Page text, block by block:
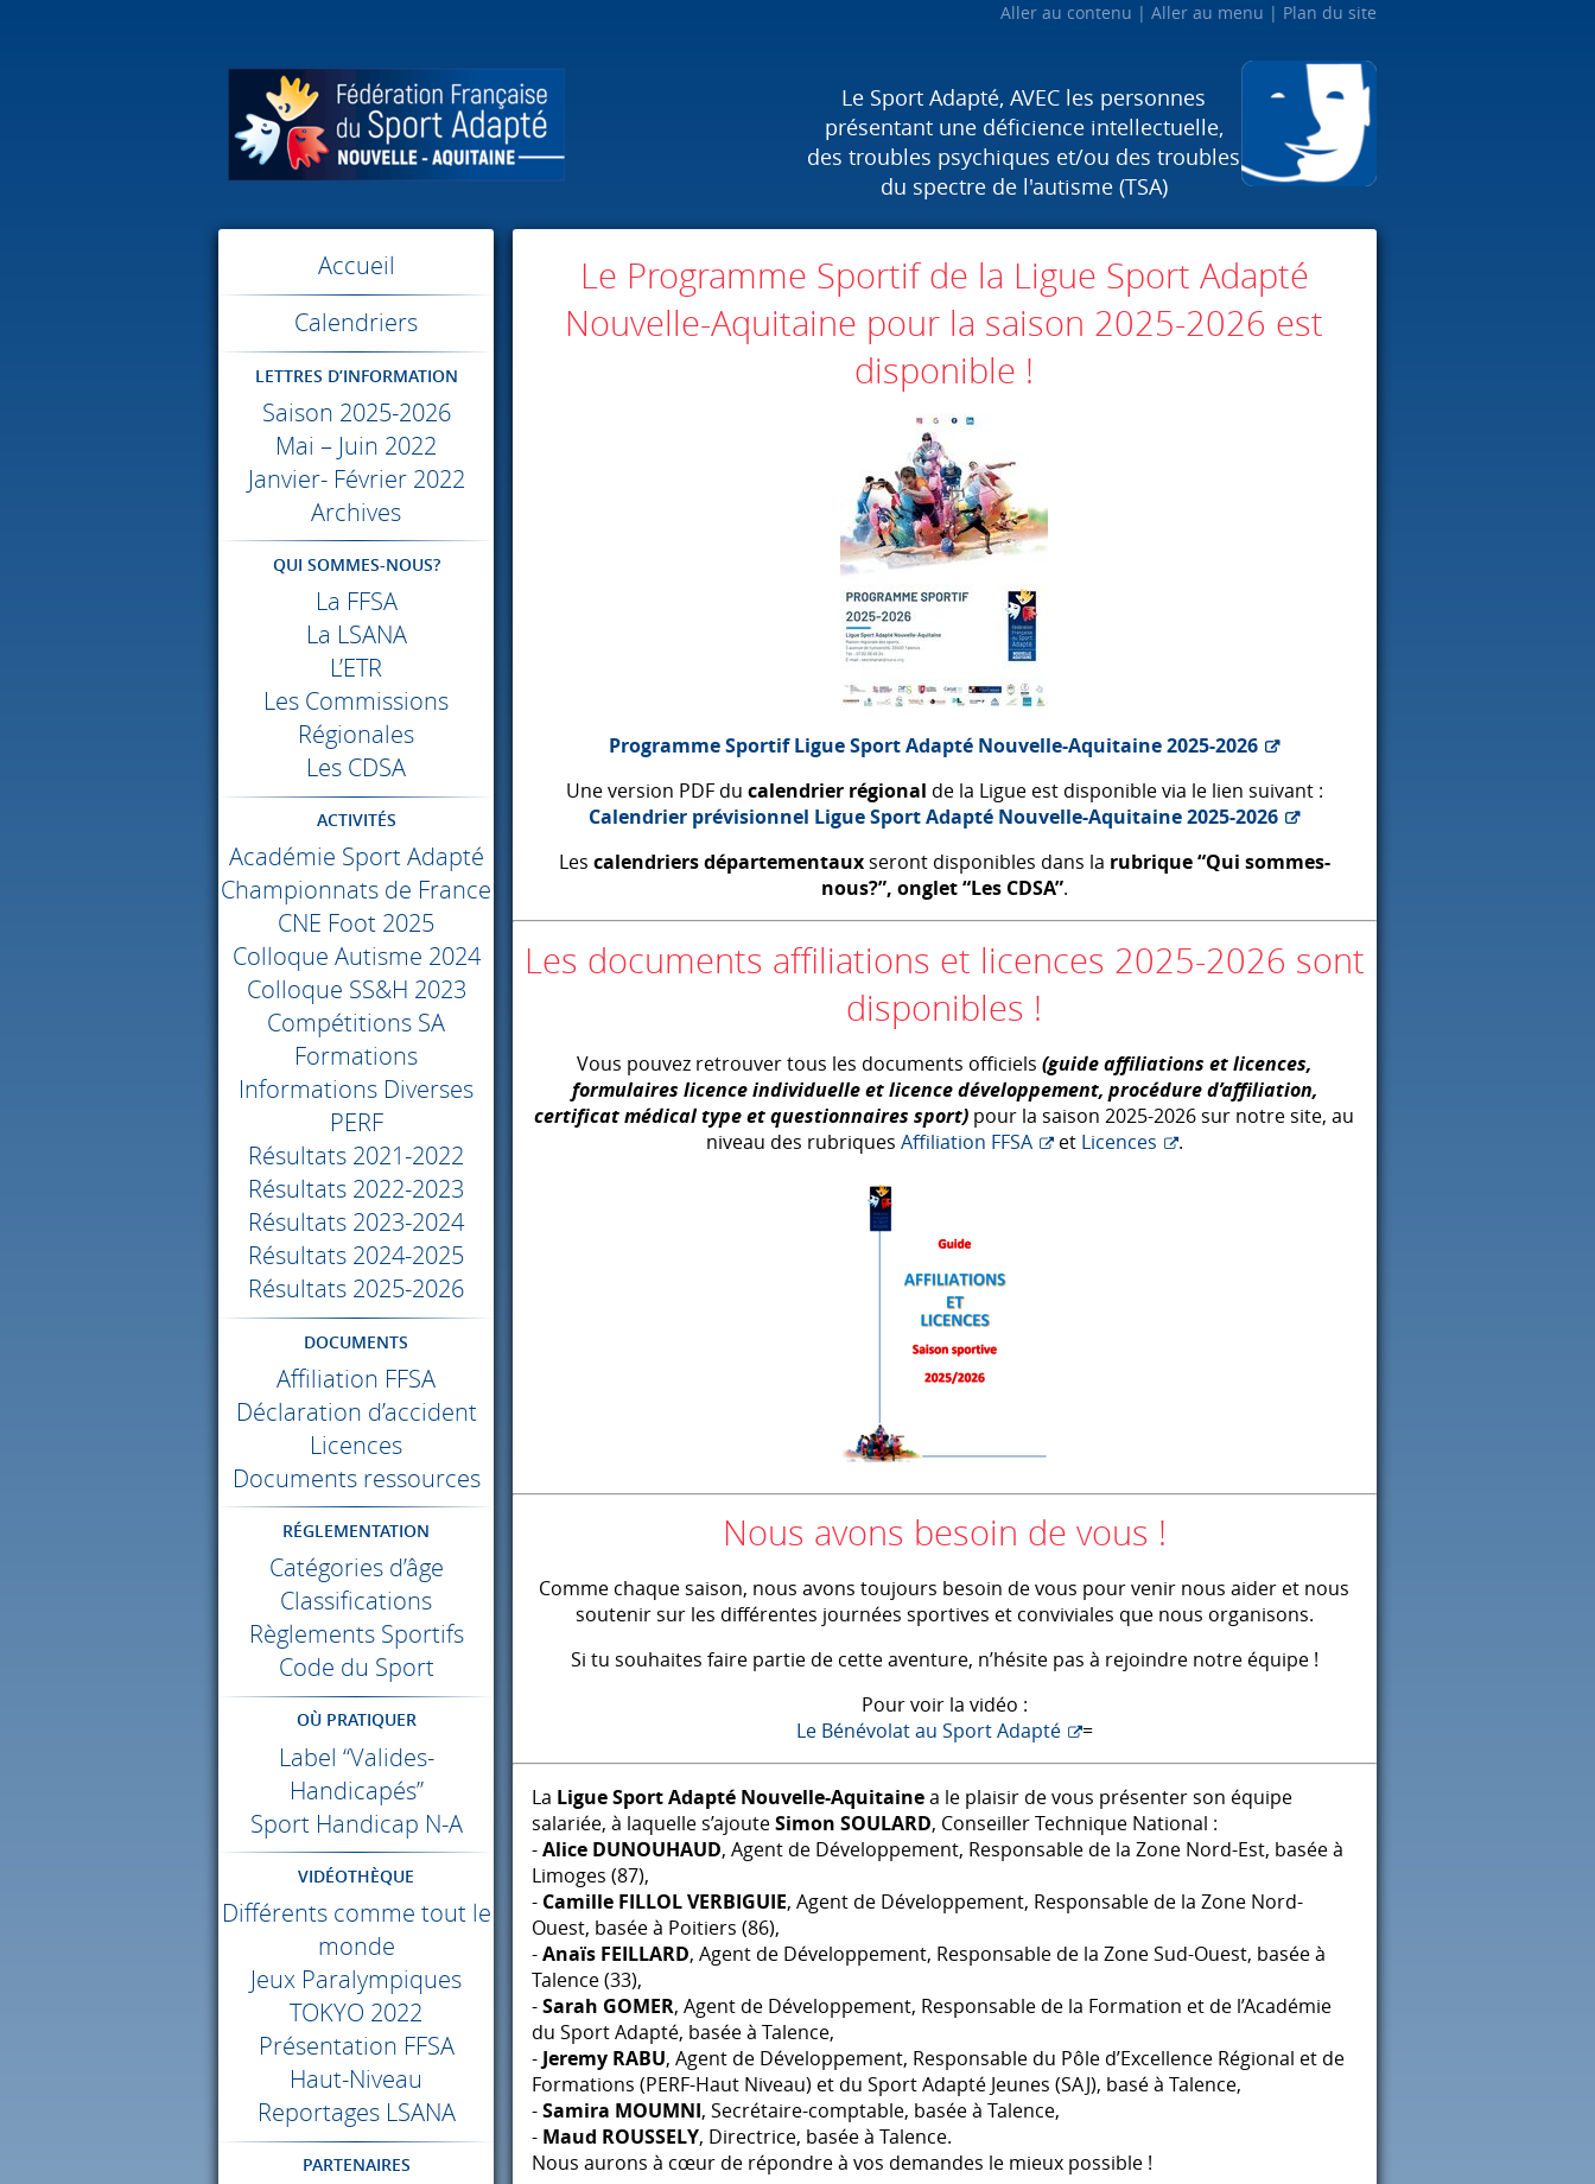
Aller au contenu Aller au menu Plan du site
Le Sport Adapté, AVEC les personnes
présentant une déficience intellectuelle,
des troubles psychiques et/ou des troubles
du spectre de l'autisme (TSA)
Accueil
Calendriers
LETTRES D’INFORMATION
Saison 2025-2026
Mai – Juin 2022
Janvier- Février 2022
Archives
QUI SOMMES-NOUS?
La FFSA
La LSANA
L’ETR
Les Commissions
Régionales
Les CDSA
ACTIVITÉS
Académie Sport Adapté
Championnats de France
CNE Foot 2025
Colloque Autisme 2024
Colloque SS&H 2023
Compétitions SA
Formations
Informations Diverses
PERF
Résultats 2021-2022
Résultats 2022-2023
Résultats 2023-2024
Résultats 2024-2025
Résultats 2025-2026
DOCUMENTS
Affiliation FFSA
Déclaration d’accident
Licences
Documents ressources
RÉGLEMENTATION
Catégories d’âge
Classifications
Règlements Sportifs
Code du Sport
OÙ PRATIQUER
Label “Valides-
Handicapés”
Sport Handicap N-A
VIDÉOTHÈQUE
Différents comme tout le
monde
Jeux Paralympiques
TOKYO 2022
Présentation FFSA
Haut-Niveau
Reportages LSANA
PARTENAIRES
Le Programme Sportif de la Ligue Sport Adapté
Nouvelle-Aquitaine pour la saison 2025-2026 est
disponible !
Programme Sportif Ligue Sport Adapté Nouvelle-Aquitaine 2025-2026
Une version PDFdu calendrier régional de la Ligue est disponible via le lien suivant :
Calendrier prévisionnel Ligue Sport Adapté Nouvelle-Aquitaine 2025-2026
Les calendriers départementauxseront disponibles dans la rubrique “Qui sommes-
nous?”, onglet “Les CDSA”.
Les documents affiliations et licences 2025-2026 sont
disponibles !
Vous pouvez retrouver tous les documents officiels(guide affiliations et licences,
formulaires licence individuelle et licence développement, procédure d’affiliation,
certificat médical type et questionnaires sport) pour la saison 2025-2026 sur notre site, au
niveau des rubriques Affiliation FFSA et Licences .
Nous avons besoin de vous !
Comme chaque saison, nous avons toujours besoin de vous pour venir nous aider et nous
soutenir sur les différentes journées sportives et conviviales que nous organisons.
Si tu souhaites faire partie de cette aventure, n’hésite pas à rejoindre notre équipe !
Pour voir la vidéo :
Le Bénévolat au Sport Adapté
=
La Ligue Sport Adapté Nouvelle-Aquitainea le plaisir de vous présenter son équipe
salariée, à laquelle s’ajouteSimon SOULARD, Conseiller Technique National :
-Alice DUNOUHAUD, Agent de Développement, Responsable de la Zone Nord-Est, basée à
Limoges (87),
- Camille FILLOLVERBIGUIE, Agent de Développement, Responsable de la Zone Nord-
Ouest, basée à Poitiers (86),
-Anaïs FEILLARD, Agent de Développement, Responsable de la Zone Sud-Ouest, basée à
Talence (33),
-Sarah GOMER, Agent de Développement, Responsable de la Formation et de l’Académie
du Sport Adapté, basée à Talence,
- Jeremy RABU, Agent de Développement, Responsable du Pôle d’Excellence Régional et de
Formations (PERF-Haut Niveau) et du Sport Adapté Jeunes (SAJ), basé à Talence,
-Samira MOUMNI, Secrétaire-comptable, basée à Talence,
- Maud ROUSSELY, Directrice, basée à Talence.
Nous aurons à cœur de répondre à vos demandes le mieux possible !